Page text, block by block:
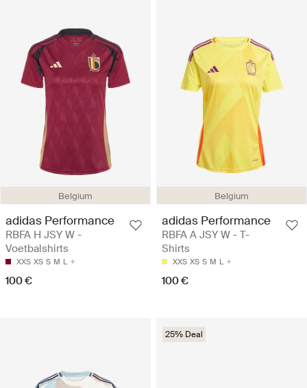
Belgium
adidas Performance
RBFA H JSY W -
Voetbalshirts
XXS XS S M L
100 €
Belgium
adidas Performance
RBFA A JSY W - T-
Shirts
XXS XS S M L
100 €
25% Deal